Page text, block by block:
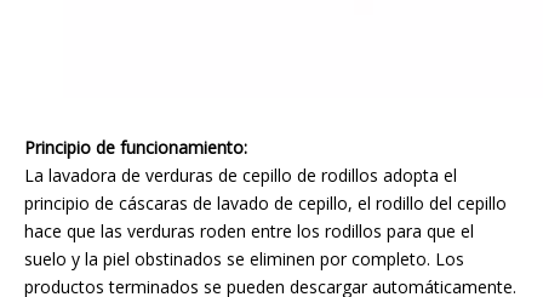
Principio de funcionamiento:
La lavadora de verduras de cepillo de rodillos adopta el
principio de cáscaras de lavado de cepillo, el rodillo del cepillo
hace que las verduras roden entre los rodillos para que el
suelo y la piel obstinados se eliminen por completo. Los
productos terminados se pueden descargar automáticamente.